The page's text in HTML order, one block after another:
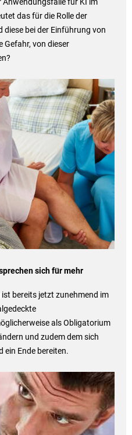
Anwendungsfälle für KI im
das für die Rolle der
bei der Einführung von
Gefahr, von dieser
sich für mehr
bereits jetzt zunehmend im
als Obligatorium
und zudem dem sich
ein Ende bereiten.